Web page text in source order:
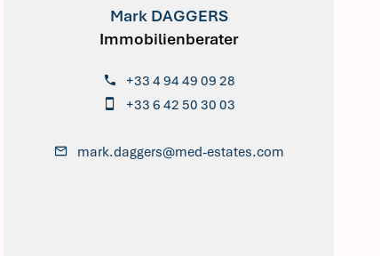
Mark DAGGERS
Immobilienberater
+33 4 94 49 09 28
+33 6 42 50 30 03
mark.daggers@med-estates.com